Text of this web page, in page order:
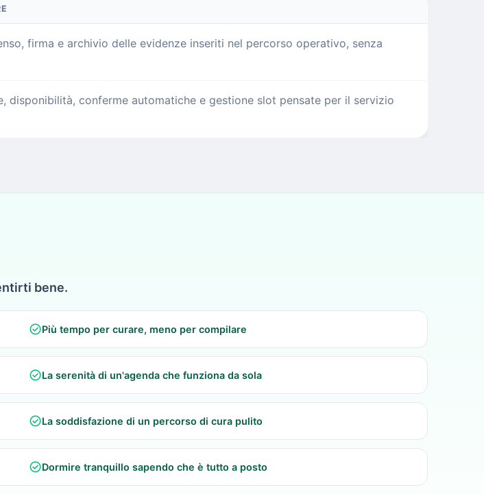
firma e archivio delle evidenze inseriti nel percorso operativo, senza
disponibilità, conferme automatiche e gestione slot pensate per il servizio
bene.
check_circlePiù tempo per curare, meno per compilare
check_circleLa serenità di un'agenda che funziona da sola
check_circleLa soddisfazione di un percorso di cura pulito
check_circleDormire tranquillo sapendo che è tutto a posto